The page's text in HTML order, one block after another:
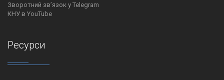
Зворотний зв’язок у Telegram
КНУ в YouTube
Ресурси